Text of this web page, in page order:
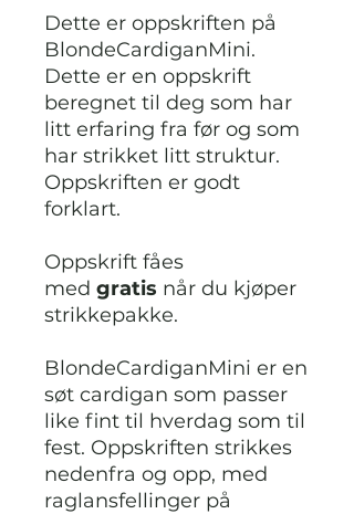
Dette er oppskriften på
BlondeCardiganMini.
Dette er en oppskrift
beregnet til deg som har
litt erfaring fra før og som
har strikket litt struktur.
Oppskriften er godt
forklart.
Oppskrift fåes
med gratis når du kjøper
strikkepakke.
BlondeCardiganMini er en
søt cardigan som passer
like fint til hverdag som til
fest. Oppskriften strikkes
nedenfra og opp, med
raglansfellinger på